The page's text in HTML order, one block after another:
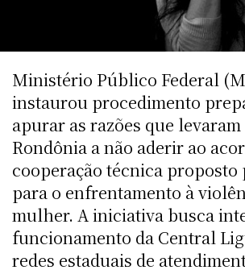
Ministério Público Federal
instaurou procedimento
apurar as razões que levaram
Rondônia a não aderir ao
cooperação técnica proposto
para o enfrentamento à
mulher. A iniciativa busca
funcionamento da Central
redes estaduais de